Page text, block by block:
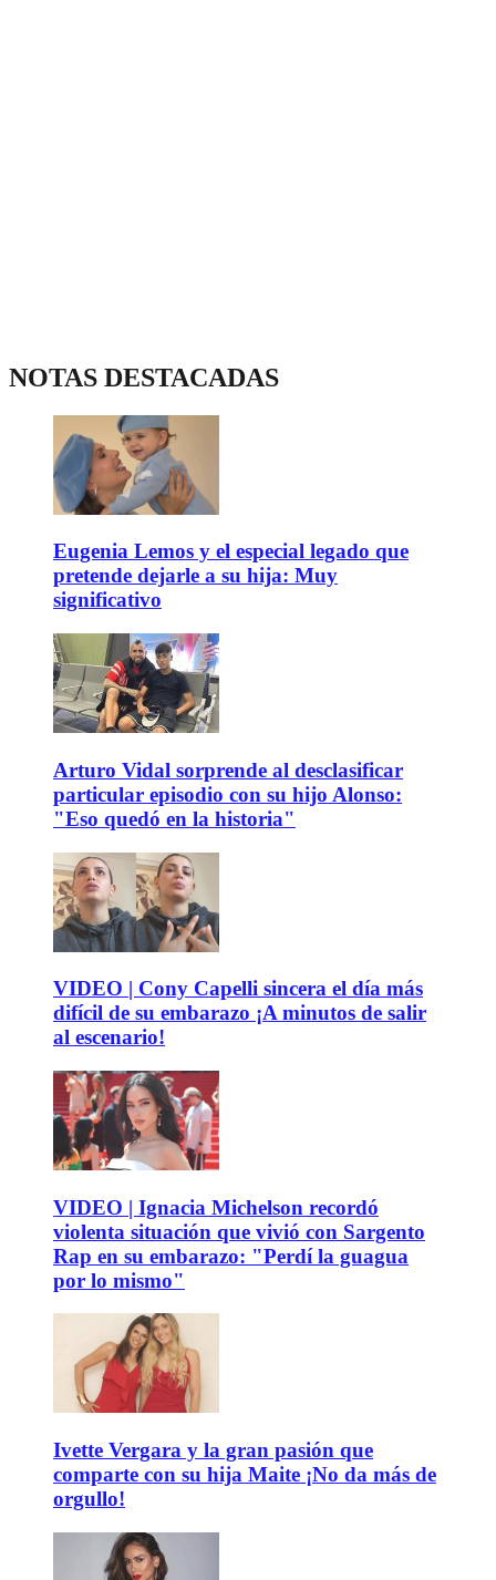
NOTAS DESTACADAS
Eugenia Lemos y el especial legado que
pretende dejarle a su hija: Muy
significativo
Arturo Vidal sorprende al desclasificar
particular episodio con su hijo Alonso:
"Eso quedó en la historia"
VIDEO | Cony Capelli sincera el día más
difícil de su embarazo ¡A minutos de salir
al escenario!
VIDEO | Ignacia Michelson recordó
violenta situación que vivió con Sargento
Rap en su embarazo: "Perdí la guagua
por lo mismo"
Ivette Vergara y la gran pasión que
comparte con su hija Maite ¡No da más de
orgullo!